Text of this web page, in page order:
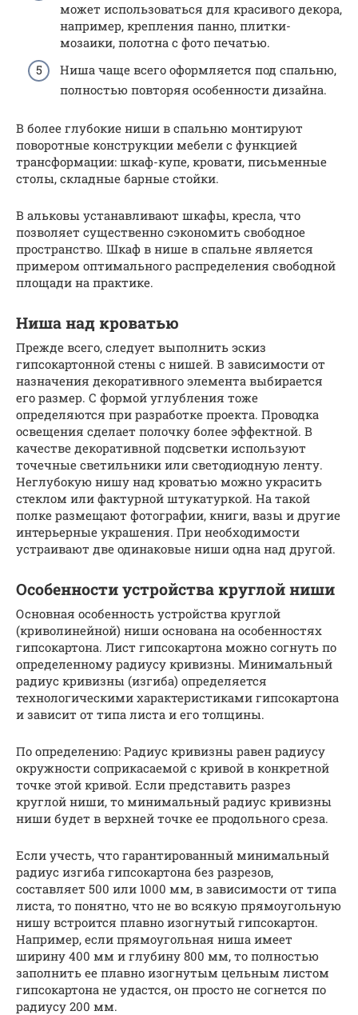
может использоваться для красивого декора,
например, крепления панно, плитки-
мозаики, полотна с фото печатью.
Ниша чаще всего оформляется под спальню,
полностью повторяя особенности дизайна.
В более глубокие ниши в спальню монтируют
поворотные конструкции мебели с функцией
трансформации: шкаф-купе, кровати, письменные
столы, складные барные стойки.
В альковы устанавливают шкафы, кресла, что
позволяет существенно сэкономить свободное
пространство. Шкаф в нише в спальне является
примером оптимального распределения свободной
площади на практике.
Ниша над кроватью
Прежде всего, следует выполнить эскиз
гипсокартонной стены с нишей. В зависимости от
назначения декоративного элемента выбирается
его размер. С формой углубления тоже
определяются при разработке проекта. Проводка
освещения сделает полочку более эффектной. В
качестве декоративной подсветки используют
точечные светильники или светодиодную ленту.
Неглубокую нишу над кроватью можно украсить
стеклом или фактурной штукатуркой. На такой
полке размещают фотографии, книги, вазы и другие
интерьерные украшения. При необходимости
устраивают две одинаковые ниши одна над другой.
Особенности устройства круглой ниши
Основная особенность устройства круглой
(криволинейной) ниши основана на особенностях
гипсокартона. Лист гипсокартона можно согнуть по
определенному радиусу кривизны. Минимальный
радиус кривизны (изгиба) определяется
технологическими характеристиками гипсокартона
и зависит от типа листа и его толщины.
По определению: Радиус кривизны равен радиусу
окружности соприкасаемой с кривой в конкретной
точке этой кривой. Если представить разрез
круглой ниши, то минимальный радиус кривизны
ниши будет в верхней точке ее продольного среза.
Если учесть, что гарантированный минимальный
радиус изгиба гипсокартона без разрезов,
составляет 500 или 1000 мм, в зависимости от типа
листа, то понятно, что не во всякую прямоугольную
нишу встроится плавно изогнутый гипсокартон.
Например, если прямоугольная ниша имеет
ширину 400 мм и глубину 800 мм, то полностью
заполнить ее плавно изогнутым цельным листом
гипсокартона не удастся, он просто не согнется по
радиусу 200 мм.